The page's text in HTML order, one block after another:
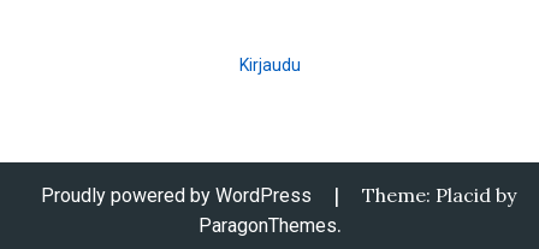
Kirjaudu
Proudly powered by WordPress | Theme: Placid by
ParagonThemes.